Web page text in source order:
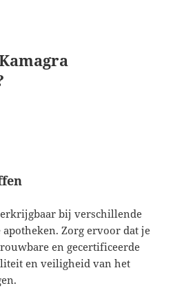
bij verschillende
Zorg ervoor dat je
en gecertificeerde
en veiligheid van het